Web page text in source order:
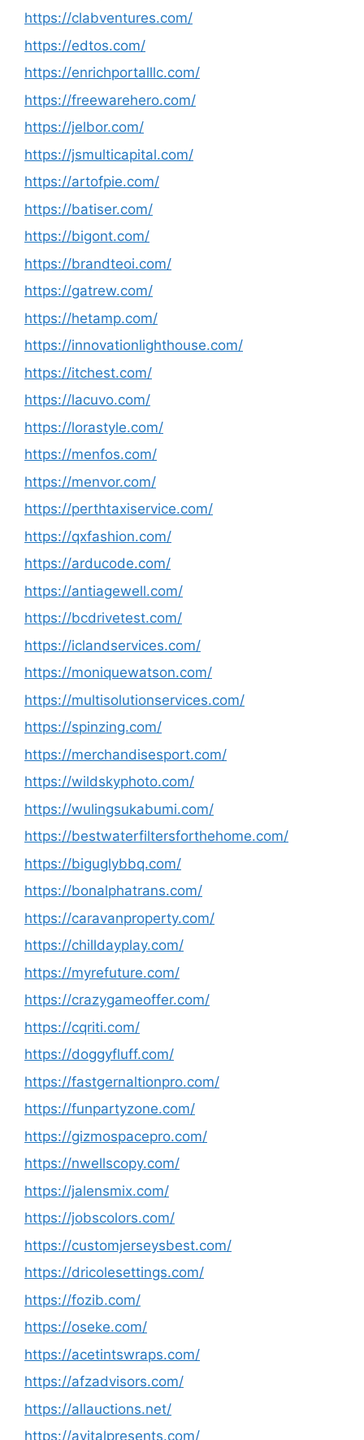
https://clabventures.com/
https://edtos.com/
https://enrichportalllc.com/
https://freewarehero.com/
https://jelbor.com/
https://jsmulticapital.com/
https://artofpie.com/
https://batiser.com/
https://bigont.com/
https://brandteoi.com/
https://gatrew.com/
https://hetamp.com/
https://innovationlighthouse.com/
https://itchest.com/
https://lacuvo.com/
https://lorastyle.com/
https://menfos.com/
https://menvor.com/
https://perthtaxiservice.com/
https://qxfashion.com/
https://arducode.com/
https://antiagewell.com/
https://bcdrivetest.com/
https://iclandservices.com/
https://moniquewatson.com/
https://multisolutionservices.com/
https://spinzing.com/
https://merchandisesport.com/
https://wildskyphoto.com/
https://wulingsukabumi.com/
https://bestwaterfiltersforthehome.com/
https://biguglybbq.com/
https://bonalphatrans.com/
https://caravanproperty.com/
https://chilldayplay.com/
https://myrefuture.com/
https://crazygameoffer.com/
https://cqriti.com/
https://doggyfluff.com/
https://fastgernaltionpro.com/
https://funpartyzone.com/
https://gizmospacepro.com/
https://nwellscopy.com/
https://jalensmix.com/
https://jobscolors.com/
https://customjerseysbest.com/
https://dricolesettings.com/
https://fozib.com/
https://oseke.com/
https://acetintswraps.com/
https://afzadvisors.com/
https://allauctions.net/
https://avitalpresents.com/